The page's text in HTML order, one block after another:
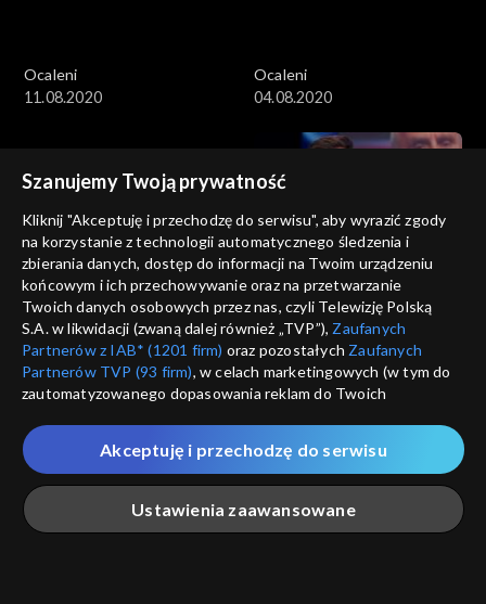
Ocaleni
11.08.2020
Ocaleni
04.08.2020
Ocaleni
28.07.2020
Ocaleni
21.07.2020
Ocaleni
14.07.2020
Ocaleni
07.07.2020
Szanujemy Twoją prywatność
Kliknij "Akceptuję i przechodzę do serwisu", aby wyrazić zgody
na korzystanie z technologii automatycznego śledzenia i
zbierania danych, dostęp do informacji na Twoim urządzeniu
końcowym i ich przechowywanie oraz na przetwarzanie
Twoich danych osobowych przez nas, czyli Telewizję Polską
S.A. w likwidacji (zwaną dalej również „TVP”), Zaufanych
Partnerów z IAB* (1201 firm) oraz pozostałych Zaufanych
Partnerów TVP (93 firm), w celach marketingowych (w tym do
zautomatyzowanego dopasowania reklam do Twoich
które wskazujemy poniżej, a także zgody na udostępnianie
przez nas identyfikatora PPID do Google.
Twoje dane osobowe zbierane podczas odwiedzania przez
Ciebie naszych
poszczególnych serwisówzwanych dalej
„Portalem”, w tym informacje zapisywane za pomocą
Ustawienia zaawansowane
Akceptuję i przechodzę do serwisu